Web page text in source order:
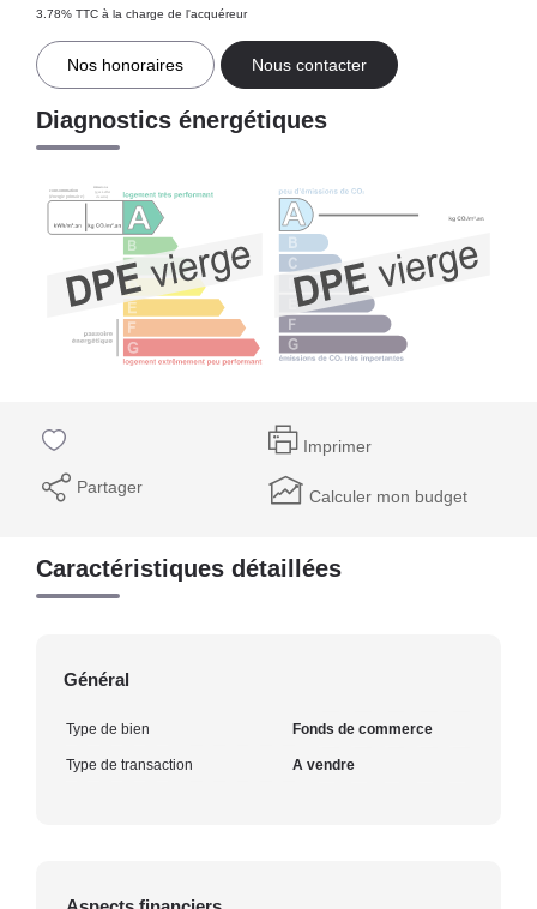
3.78% TTC à la charge de l'acquéreur
Nos honoraires Nous contacter
Diagnostics énergétiques
Imprimer
Partager Calculer mon budget
Caractéristiques détaillées
Général
Type de bien Fonds de commerce
Type de transaction A vendre